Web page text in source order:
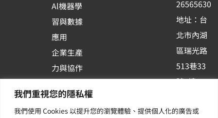
我們重視您的隱私權
我們使用 Cookies 以提升您的瀏覽體驗、提供個人化的廣告或
Al機器學
習與數據
應用
企業生產
力與協作
台應用
其他／加
-
s
q
u
a
r
26565630
地址：台
北市內湖
區瑞光路
513巷33
號6樓
新訊 | 提